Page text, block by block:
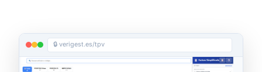
🔒 verigest.es/tpv